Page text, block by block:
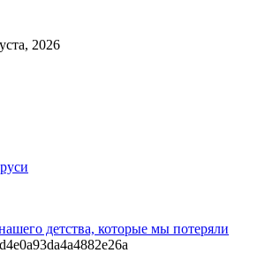
2026
детства, которые мы потеряли